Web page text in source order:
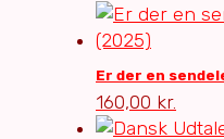
Er der en
160,00 kr.